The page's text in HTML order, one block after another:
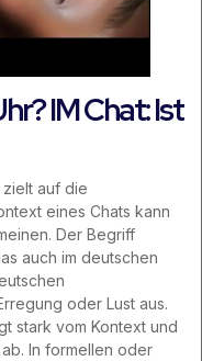
IM Chat: Ist
zielt auf die
eines Chats kann
Der Begriff
auch im deutschen
oder Lust aus.
stark vom Kontext und
In formellen oder